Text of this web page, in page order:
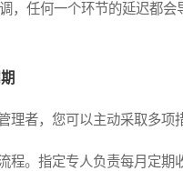
，任何一个环节的延迟都
者，您可以主动采取多项
。指定专人负责每月定期